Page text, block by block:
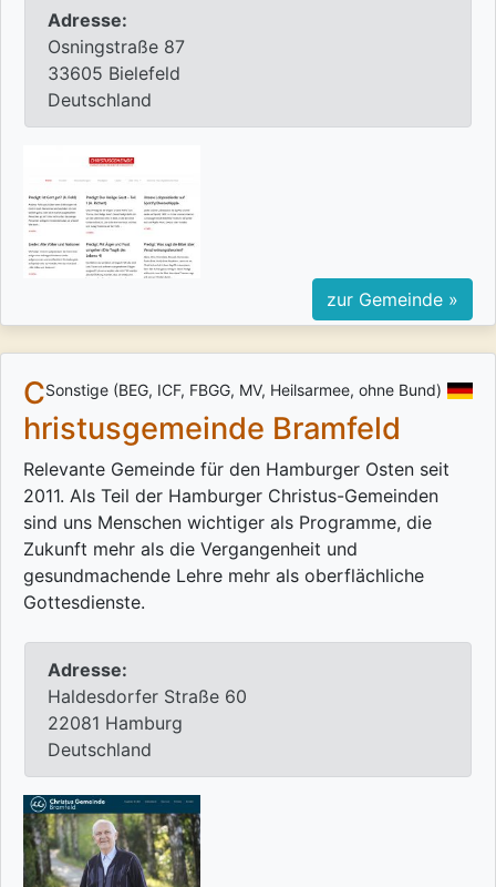
Adresse:
Osningstraße 87
33605 Bielefeld
Deutschland
zur Gemeinde »
Sonstige (BEG, ICF, FBGG, MV, Heilsarmee, ohne Bund)
C
hristusgemeinde Bramfeld
Relevante Gemeinde für den Hamburger Osten seit
2011. Als Teil der Hamburger Christus-Gemeinden
sind uns Menschen wichtiger als Programme, die
Zukunft mehr als die Vergangenheit und
gesundmachende Lehre mehr als oberflächliche
Gottesdienste.
Adresse:
Haldesdorfer Straße 60
22081 Hamburg
Deutschland